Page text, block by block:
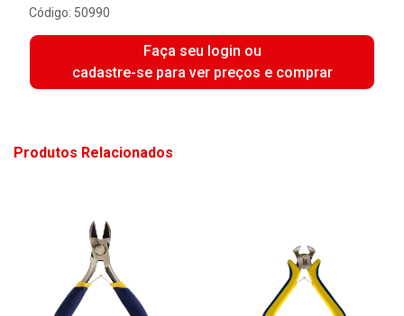
Código: 50990
Faça seu login ou
cadastre-se para ver preços e comprar
Produtos Relacionados